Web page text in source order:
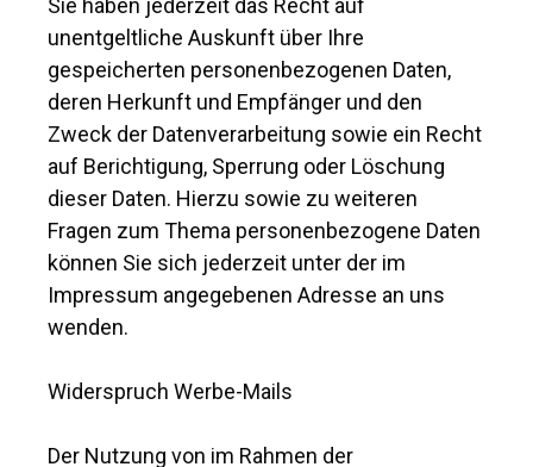
Sie haben jederzeit das Recht auf
unentgeltliche Auskunft über Ihre
gespeicherten personenbezogenen Daten,
deren Herkunft und Empfänger und den
Zweck der Datenverarbeitung sowie ein Recht
auf Berichtigung, Sperrung oder Löschung
dieser Daten. Hierzu sowie zu weiteren
Fragen zum Thema personenbezogene Daten
können Sie sich jederzeit unter der im
Impressum angegebenen Adresse an uns
wenden.
Widerspruch Werbe-Mails
Der Nutzung von im Rahmen der